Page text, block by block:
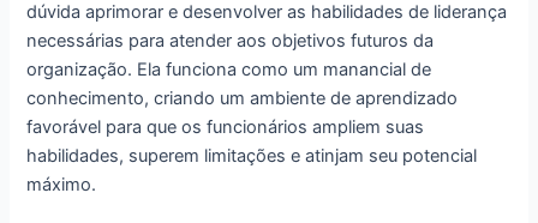
dúvida aprimorar e desenvolver as habilidades de liderança
necessárias para atender aos objetivos futuros da
organização. Ela funciona como um manancial de
conhecimento, criando um ambiente de aprendizado
favorável para que os funcionários ampliem suas
habilidades, superem limitações e atinjam seu potencial
máximo.